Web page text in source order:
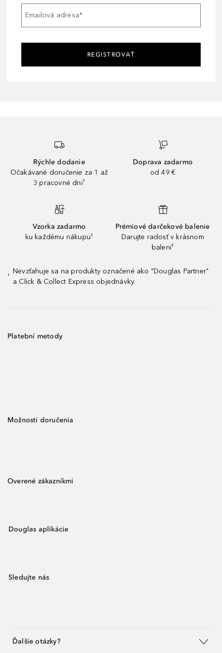
Emailová adresa*
REGISTROVAŤ
Rýchle dodanie
Očakávané doručenie za 1 až
3 pracovné dni¹
Doprava zadarmo
od 49 €
Vzorka zadarmo
ku každému nákupu¹
Prémiové darčekové balenie
Darujte radosť v krásnom
balení¹
¹
Nevzťahuje sa na produkty označené ako "Douglas Partner"
a Click & Collect Express objednávky.
Platební metody
Možnosti doručenia
Overené zákazníkmi
Douglas aplikácie
Sledujte nás
Ďalšie otázky?